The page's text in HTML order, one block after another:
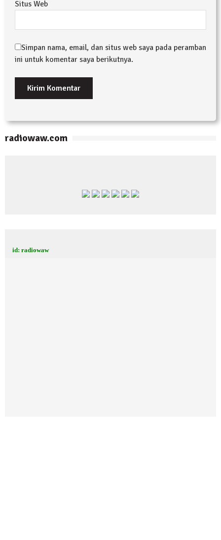
Situs Web
Simpan nama, email, dan situs web saya pada peramban
ini untuk komentar saya berikutnya.
radiowaw.com
id: radiowaw